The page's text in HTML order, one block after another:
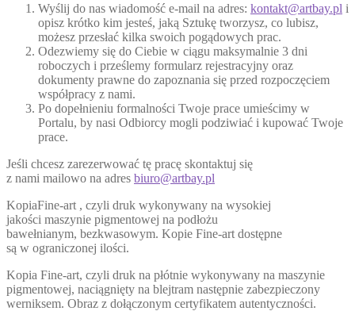
Wyślij do nas wiadomość e-mail na adres: kontakt@artbay.pl i
opisz krótko kim jesteś, jaką Sztukę tworzysz, co lubisz,
możesz przesłać kilka swoich pogądowych prac.
Odezwiemy się do Ciebie w ciągu maksymalnie 3 dni
roboczych i prześlemy formularz rejestracyjny oraz
dokumenty prawne do zapoznania się przed rozpoczęciem
współpracy z nami.
Po dopełnieniu formalności Twoje prace umieścimy w
Portalu, by nasi Odbiorcy mogli podziwiać i kupować Twoje
prace.
Jeśli chcesz zarezerwować tę pracę skontaktuj się
z nami mailowo na adres biuro@artbay.pl
KopiaFine-art , czyli druk wykonywany na wysokiej
jakości maszynie pigmentowej na podłożu
bawełnianym, bezkwasowym. Kopie Fine-art dostępne
są w ograniczonej ilości.
Kopia Fine-art, czyli druk na płótnie wykonywany na maszynie
pigmentowej, naciągnięty na blejtram następnie zabezpieczony
werniksem. Obraz z dołączonym certyfikatem autentyczności.